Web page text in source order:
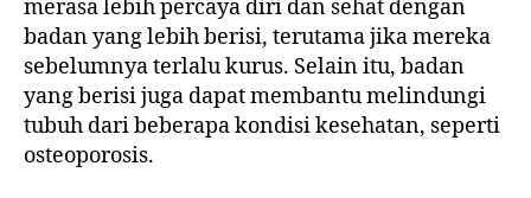
merasa lebih percaya diri dan sehat dengan
badan yang lebih berisi, terutama jika mereka
sebelumnya terlalu kurus. Selain itu, badan
yang berisi juga dapat membantu melindungi
tubuh dari beberapa kondisi kesehatan, seperti
osteoporosis.